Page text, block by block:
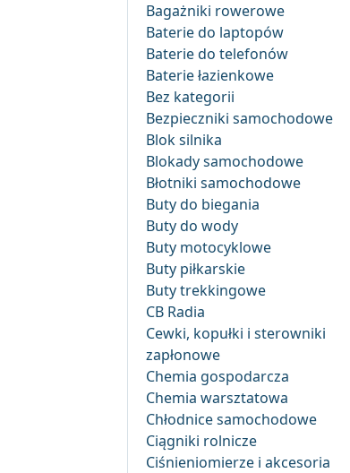
Bagażniki rowerowe
Baterie do laptopów
Baterie do telefonów
Baterie łazienkowe
Bez kategorii
Bezpieczniki samochodowe
Blok silnika
Blokady samochodowe
Błotniki samochodowe
Buty do biegania
Buty do wody
Buty motocyklowe
Buty piłkarskie
Buty trekkingowe
CB Radia
Cewki, kopułki i sterowniki
zapłonowe
Chemia gospodarcza
Chemia warsztatowa
Chłodnice samochodowe
Ciągniki rolnicze
Ciśnieniomierze i akcesoria